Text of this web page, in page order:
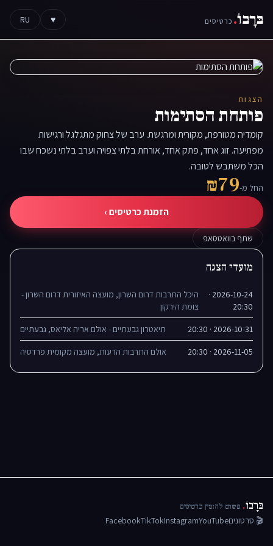
בּרָבוֹ. כרטיסים ♥
RU
הצגות
פותחת הסתימות
קומדיה מטורפת, מקורית ומרגשת. ערב של צחוק מתגלגל ורגישות
מפתיעה. זוג אחד, פתק אחד, אורחת בלתי צפויה וערב בלתי נשכח שבו
הכל משתבש לטובה.
החל מ-₪79
הזמנת כרטיסים ›
שתף בוואטסאפ
מועדי הצגה
2026-10-24 ·
20:30
היכל התרבות דרום השרון, מועצה האיזורית דרום השרון -
צומת הירקון
2026-10-31 · 20:30 תיאטרון גבעתיים - אולם אריה אליאס, גבעתיים
2026-11-05 · 20:30 אולם התרבות הרעות, מועצה מקומית פרדסיה
בּרָבוֹ. פשוט להזמין כרטיסים
🎬 סרטוניםYouTube
Instagram
TikTok
Facebook